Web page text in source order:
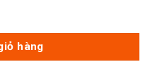
WordPress Call, Zalo,
hàng